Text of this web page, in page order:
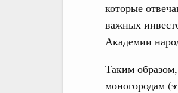
которые
важных
Академии
Таким
моногородам